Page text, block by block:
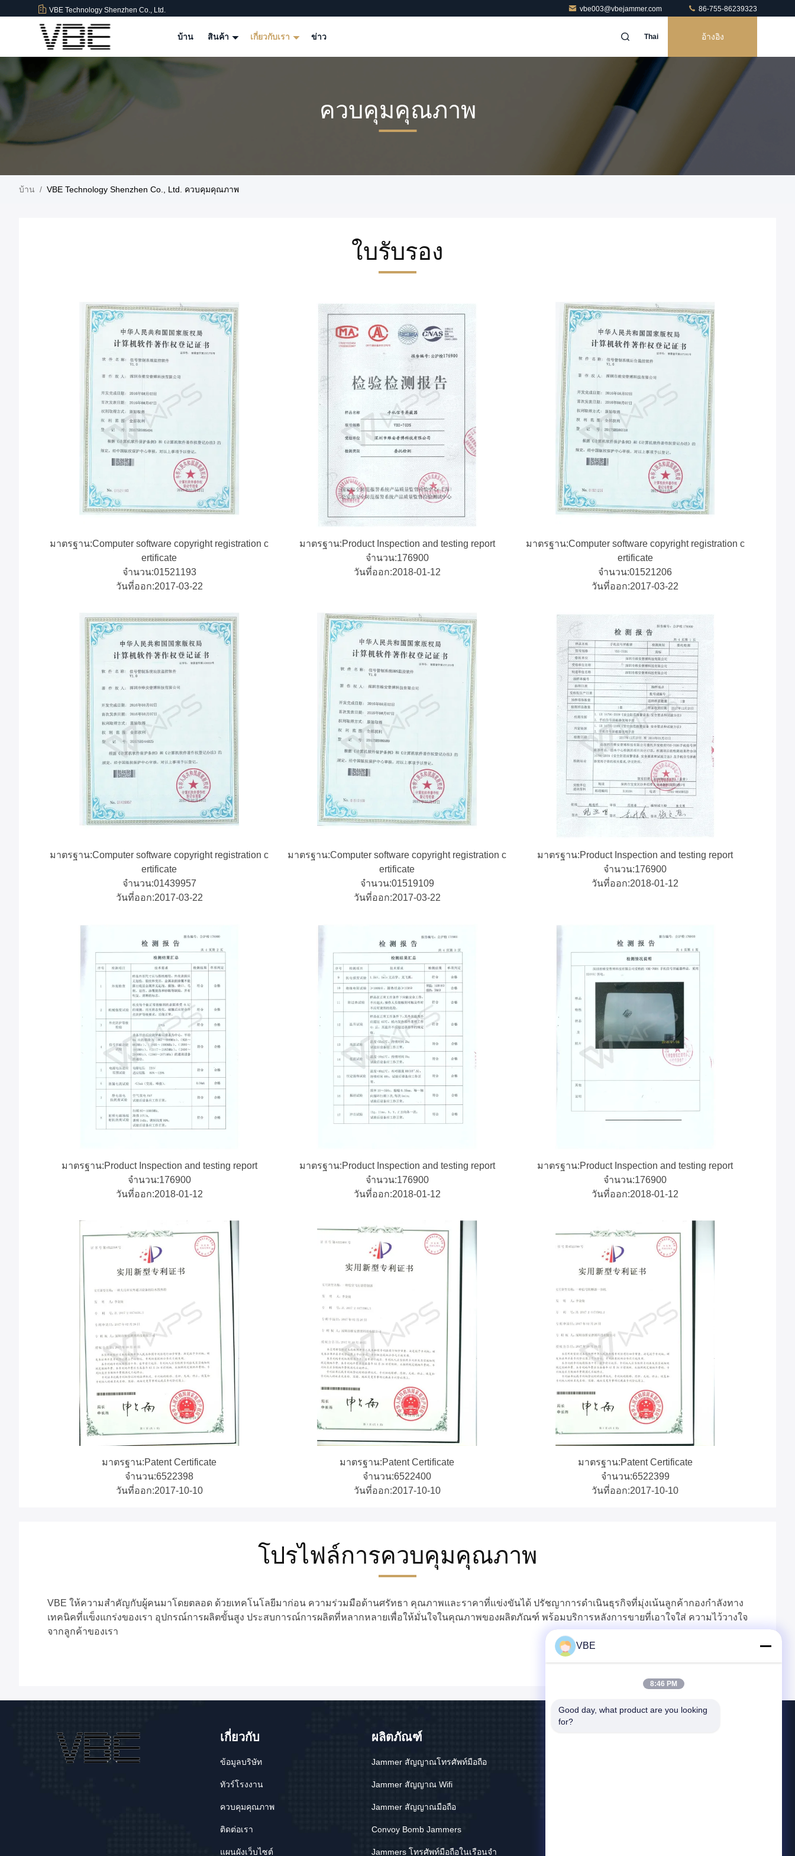
VBE Technology Shenzhen Co., Ltd. vbe003@vbejammer.com 86-755-86239323
บ้าน สินค้า เกี่ยวกับเรา ข่าว Thai อ้างอิง
ควบคุมคุณภาพ
บ้าน / VBE Technology Shenzhen Co., Ltd. ควบคุมคุณภาพ
ใบรับรอง
มาตรฐาน:Computer software copyright registration c
ertificate
จํานวน:01521193
วันที่ออก:2017-03-22
มาตรฐาน:Product Inspection and testing report
จํานวน:176900
วันที่ออก:2018-01-12
มาตรฐาน:Computer software copyright registration c
ertificate
จํานวน:01521206
วันที่ออก:2017-03-22
มาตรฐาน:Computer software copyright registration c
ertificate
จํานวน:01439957
วันที่ออก:2017-03-22
มาตรฐาน:Computer software copyright registration c
ertificate
จํานวน:01519109
วันที่ออก:2017-03-22
มาตรฐาน:Product Inspection and testing report
จํานวน:176900
วันที่ออก:2018-01-12
มาตรฐาน:Product Inspection and testing report
จํานวน:176900
วันที่ออก:2018-01-12
มาตรฐาน:Product Inspection and testing report
จํานวน:176900
วันที่ออก:2018-01-12
มาตรฐาน:Product Inspection and testing report
จํานวน:176900
วันที่ออก:2018-01-12
มาตรฐาน:Patent Certificate
จํานวน:6522398
วันที่ออก:2017-10-10
มาตรฐาน:Patent Certificate
จํานวน:6522400
วันที่ออก:2017-10-10
มาตรฐาน:Patent Certificate
จํานวน:6522399
วันที่ออก:2017-10-10
โปรไฟล์การควบคุมคุณภาพ
VBE ให้ความสำคัญกับผู้คนมาโดยตลอด ด้วยเทคโนโลยีมาก่อน ความร่วมมือด้านศรัทธา คุณภาพและราคาที่แข่งขันได้ ปรัชญาการดำเนินธุรกิจที่มุ่งเน้นลูกค้ากองกำลังทาง
เทคนิคที่แข็งแกร่งของเรา อุปกรณ์การผลิตขั้นสูง ประสบการณ์การผลิตที่หลากหลายเพื่อให้มั่นใจในคุณภาพของผลิตภัณฑ์ พร้อมบริการหลังการขายที่เอาใจใส่ ความไว้วางใจ
จากลูกค้าของเรา
เกี่ยวกับ
ข้อมูลบริษัท
ทัวร์โรงงาน
ควบคุมคุณภาพ
ติดต่อเรา
แผนผังเว็บไซต์
ผลิตภัณฑ์
Jammer สัญญาณโทรศัพท์มือถือ
Jammer สัญญาณ Wifi
Jammer สัญญาณมือถือ
Convoy Bomb Jammers
Jammers โทรศัพท์มือถือในเรือนจำ
VBE
8:46 PM
Good day, what product are you looking
for?